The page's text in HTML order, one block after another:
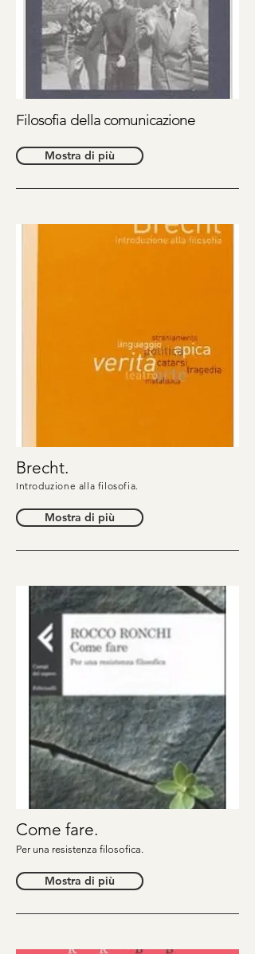
Filosofia della comunicazione
Mostra di più
Brecht.
Introduzione alla filosofia.
Mostra di più
Come fare.
Per una resistenza filosofica.
Mostra di più